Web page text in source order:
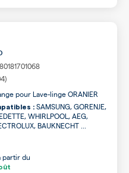
pour Lave-linge ORANIER
: SAMSUNG, GORENJE,
WHIRLPOOL, AEG,
BAUKNECHT ...
partir du